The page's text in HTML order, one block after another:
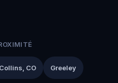
CO Greeley